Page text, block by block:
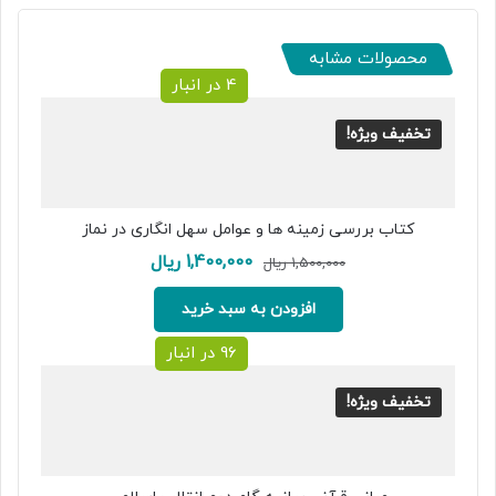
محصولات مشابه
تخفیف ویژه!
4 در انبار
کتاب بررسی زمینه ها و عوامل سهل انگاری در نماز
1,500,000 ریال قیمت
اصلی:
1,500,000 ریال
بود.
1,400,000 ریالقیمت
افزودن به سبد خرید
تخفیف ویژه!
96 در انبار